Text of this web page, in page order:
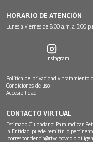
HORARIO DE ATENCIÓN
Lunes a viernes de 8:00 a.m. a 5:00
Instagram
Política de privacidad y tratamiento
Condiciones de uso
Accesibilidad
CONTACTO VIRTUAL
Estimado Ciudadano: Para radicar
la Entidad puede remitir lo
correspondencia@rtvc.gov.co o